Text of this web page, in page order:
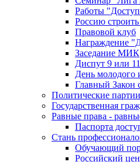
Работы
Россию
Правовой клуб
Награждение
Заседание МИК
Диспут 9 или 11
День молодого
Главный Закон
Политические партии
Государственная
Равные права -
Паспорта
Стань
Обучающий
Российский